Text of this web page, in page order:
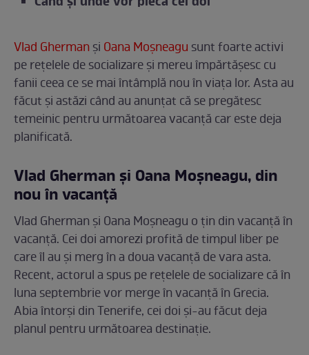
Vlad Ghermanși Oana Moșneagu sunt foarte activi
pe rețelele de socializare și mereu împărtășesc cu
fanii ceea ce se mai întâmplă nou în viața lor. Asta au
făcut și astăzi când au anunțat că se pregătesc
temeinic pentru următoarea vacanță car este deja
planificată.
Vlad Gherman și Oana Moșneagu, din
nou în vacanță
Vlad Gherman și Oana Moșneagu o țin din vacanță în
vacanță. Cei doi amorezi profită de timpul liber pe
care îl au și merg în a doua vacanță de vara asta.
Recent, actorul a spus pe rețelele de socializare că în
luna septembrie vor merge în vacanță în Grecia.
Abia întorși din Tenerife, cei doi și-au făcut deja
planul pentru următoarea destinație.